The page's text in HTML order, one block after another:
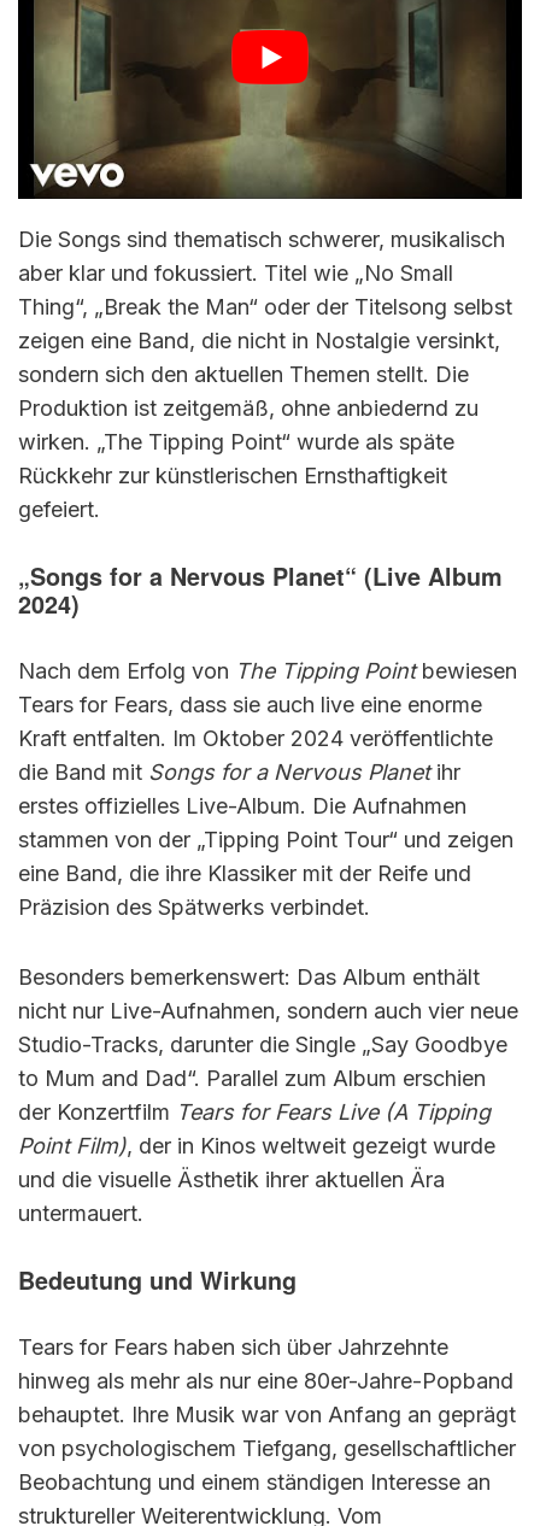
Die Songs sind thematisch schwerer, musikalisch
aber klar und fokussiert. Titel wie „No Small
Thing“, „Break the Man“ oder der Titelsong selbst
zeigen eine Band, die nicht in Nostalgie versinkt,
sondern sich den aktuellen Themen stellt. Die
Produktion ist zeitgemäß, ohne anbiedernd zu
wirken. „The Tipping Point“ wurde als späte
Rückkehr zur künstlerischen Ernsthaftigkeit
gefeiert.
„Songs for a Nervous Planet“ (Live Album
2024)
Nach dem Erfolg von The Tipping Pointbewiesen
Tears for Fears, dass sie auch live eine enorme
Kraft entfalten. Im Oktober 2024 veröffentlichte
die Band mit Songs for a Nervous Planetihr
erstes offizielles Live-Album. Die Aufnahmen
stammen von der „Tipping Point Tour“ und zeigen
eine Band, die ihre Klassiker mit der Reife und
Präzision des Spätwerks verbindet.
Besonders bemerkenswert: Das Album enthält
nicht nur Live-Aufnahmen, sondern auch vier neue
Studio-Tracks, darunter die Single „Say Goodbye
to Mum and Dad“. Parallel zum Album erschien
der Konzertfilm Tears for Fears Live (A Tipping
Point Film), der in Kinos weltweit gezeigt wurde
und die visuelle Ästhetik ihrer aktuellen Ära
untermauert.
Bedeutung und Wirkung
Tears for Fears haben sich über Jahrzehnte
hinweg als mehr als nur eine 80er-Jahre-Popband
behauptet. Ihre Musik war von Anfang an geprägt
von psychologischem Tiefgang, gesellschaftlicher
Beobachtung und einem ständigen Interesse an
struktureller Weiterentwicklung. Vom